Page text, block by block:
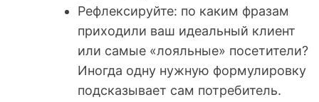
Рефлексируйте: по каким фразам
приходили ваш идеальный клиент
или самые «лояльные» посетители?
Иногда одну нужную формулировку
подсказывает сам потребитель.